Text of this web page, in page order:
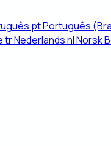
ptPortuguês
trNederlandsnlNorsk